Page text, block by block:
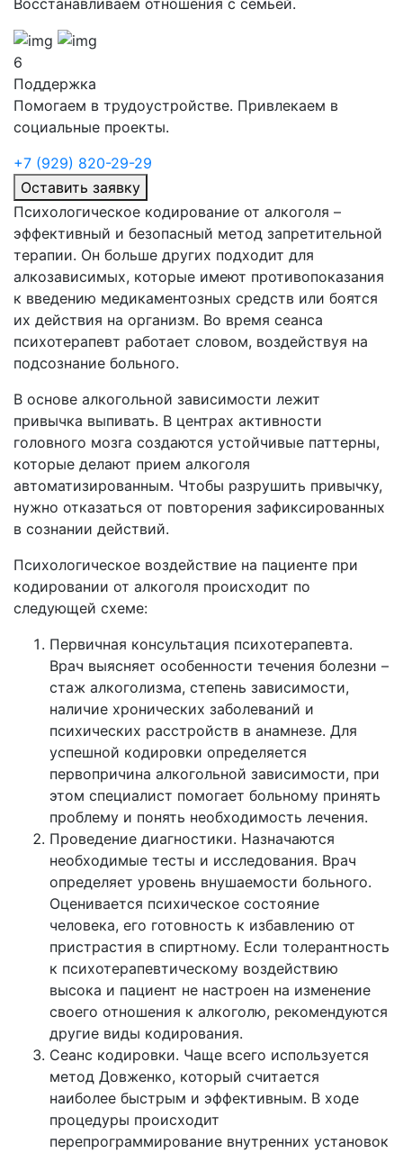
6
Поддержка
Помогаем в трудоустройстве. Привлекаем в
социальные проекты.
+7 (929) 820-29-29
Оставить заявку
Психологическое кодирование от алкоголя –
эффективный и безопасный метод запретительной
терапии. Он больше других подходит для
алкозависимых, которые имеют противопоказания
к введению медикаментозных средств или боятся
их действия на организм. Во время сеанса
психотерапевт работает словом, воздействуя на
подсознание больного.
В основе алкогольной зависимости лежит
привычка выпивать. В центрах активности
головного мозга создаются устойчивые паттерны,
которые делают прием алкоголя
автоматизированным. Чтобы разрушить привычку,
нужно отказаться от повторения зафиксированных
в сознании действий.
Психологическое воздействие на пациенте при
кодировании от алкоголя происходит по
следующей схеме:
Первичная консультация психотерапевта.
Врач выясняет особенности течения болезни –
стаж алкоголизма, степень зависимости,
наличие хронических заболеваний и
психических расстройств в анамнезе. Для
успешной кодировки определяется
первопричина алкогольной зависимости, при
этом специалист помогает больному принять
проблему и понять необходимость лечения.
Проведение диагностики. Назначаются
необходимые тесты и исследования. Врач
определяет уровень внушаемости больного.
Оценивается психическое состояние
человека, его готовность к избавлению от
пристрастия в спиртному. Если толерантность
к психотерапевтическому воздействию
высока и пациент не настроен на изменение
своего отношения к алкоголю, рекомендуются
другие виды кодирования.
Сеанс кодировки. Чаще всего используется
метод Довженко, который считается
наиболее быстрым и эффективным. В ходе
процедуры происходит
перепрограммирование внутренних установок